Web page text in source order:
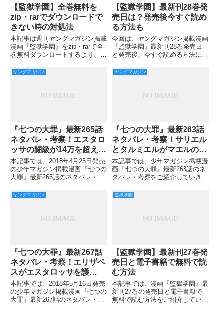
【監獄学園】全巻無料を
zip・rarでダウンロードで
きない時の対処法
本記事は週刊ヤングマガジン掲載
漫画『監獄学園』をzip・rarで全
巻無料ダウンロードするより、全
紹介していきます！ 漫画『監獄
間連載されていま
【監獄学園】最新刊28巻発
売日は？発売後今すぐ読め
る方法も
今回は、ヤングマガジン掲載漫画
『監獄学園』最新刊28巻発売日
と発売後、今すぐ読める方法につ
の27巻では、キヨシの体育祭終
れていましたね。 なんせ体育祭
ヤングマガジン
『七つの大罪』最新265話
ネタバレ・考察！エスタロ
ッサの闘級が14万を超え
る！？
本記事では、2018年4月25日発売
の少年マガジン掲載漫画『七つの
大罪』最新265話のネタバレ・考
領域を抜け出し、四大天使二人を
相手にしてもエスタロッサは引け
取り込み、変貌したエス
ヤングマガジン
『七つの大罪』最新263話
ネタバレ・考察！サリエル
とタルミエルがマエルの仇
を討つ？！
本記事では、少年マガジン掲載漫
画『七つの大罪』最新263話のネ
タバレ・考察をご紹介していきま
てエリザベスにすがるデリエリの
姿がありました。 そんなデリエ
も到着し、掃討部隊は息つ
ヤングマガジン
『七つの大罪』最新267話
ネタバレ・考察！エリザベ
スがエスタロッサを護
る！？
本記事では、2018年5月16日発売
の少年マガジン掲載漫画『七つの
大罪』最新267話のネタバレ・考
監獄学園
【監獄学園】最新刊27巻発
売日と電子書籍で無料で読
む方法
本記事では、漫画『監獄学園』最
新刊27巻の発売日と電子書籍で
無料で読む方法をご紹介していき